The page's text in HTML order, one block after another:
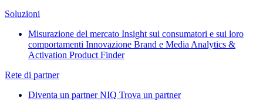
Soluzioni
Misurazione del mercato Insight sui consumatori e sui loro
comportamenti Innovazione Brand e Media Analytics &
Activation Product Finder
Rete di partner
Diventa un partner NIQ Trova un partner